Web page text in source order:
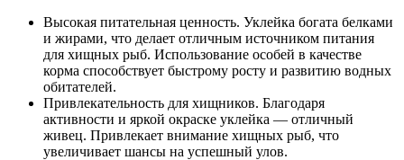
Высокая питательная ценность. Уклейка богата белками
и жирами, что делает отличным источником питания
для хищных рыб. Использование особей в качестве
корма способствует быстрому росту и развитию водных
обитателей.
Привлекательность для хищников. Благодаря
активности и яркой окраске уклейка — отличный
живец. Привлекает внимание хищных рыб, что
увеличивает шансы на успешный улов.